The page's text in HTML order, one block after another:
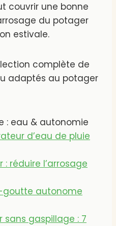
couvrir une bonne
du potager
estivale.
complète de
adaptés au potager
: eau & autonomie
d’eau de pluie
réduire l’arrosage
autonome
sans gaspillage : 7